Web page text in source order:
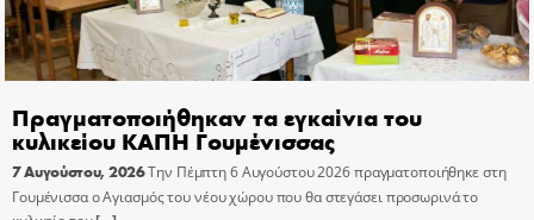
Πραγματοποιήθηκαν τα εγκαίνια του
κυλικείου ΚΑΠΗ Γουμένισσας
7 Αυγούστου, 2026Την Πέμπτη 6 Αυγούστου 2026 πραγματοποιήθηκε στη
Γουμένισσα ο Αγιασμός του νέου χώρου που θα στεγάσει προσωρινά το